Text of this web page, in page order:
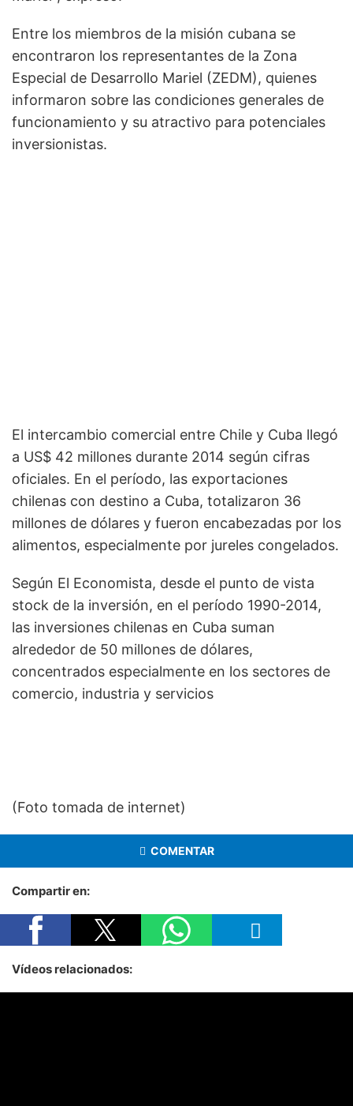
Entre los miembros de la misión cubana se
encontraron los representantes de la Zona
Especial de Desarrollo Mariel (ZEDM), quienes
informaron sobre las condiciones generales de
funcionamiento y su atractivo para potenciales
inversionistas.
El intercambio comercial entre Chile y Cuba llegó
a US$ 42 millones durante 2014 según cifras
oficiales. En el período, las exportaciones
chilenas con destino a Cuba, totalizaron 36
millones de dólares y fueron encabezadas por los
alimentos, especialmente por jureles congelados.
Según El Economista, desde el punto de vista
stock de la inversión, en el período 1990-2014,
las inversiones chilenas en Cuba suman
alrededor de 50 millones de dólares,
concentrados especialmente en los sectores de
comercio, industria y servicios
(Foto tomada de internet)
COMENTAR
Compartir en:
Vídeos relacionados: